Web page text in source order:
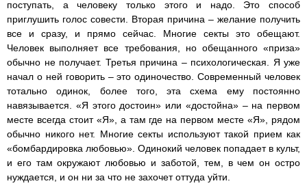
поступать, а человеку только этого и надо. Это способ
приглушить голос совести. Вторая причина – желание получить
все и сразу, и прямо сейчас. Многие секты это обещают.
Человек выполняет все требования, но обещанного «приза»
обычно не получает. Третья причина – психологическая. Я уже
начал о ней говорить – это одиночество. Современный человек
тотально одинок, более того, эта схема ему постоянно
навязывается. «Я этого достоин» или «достойна» – на первом
месте всегда стоит «Я», а там где на первом месте «Я», рядом
обычно никого нет. Многие секты используют такой прием как
«бомбардировка любовью». Одинокий человек попадает в культ,
и его там окружают любовью и заботой, тем, в чем он остро
нуждается, и он ни за что не захочет оттуда уйти.